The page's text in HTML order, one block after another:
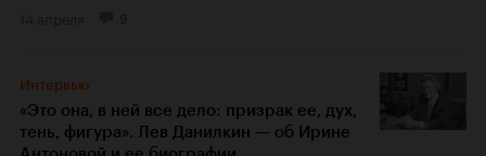
Интервью
«Это она, в ней все дело: призрак ее, дух,
тень, фигура». Лев Данилкин — об Ирине